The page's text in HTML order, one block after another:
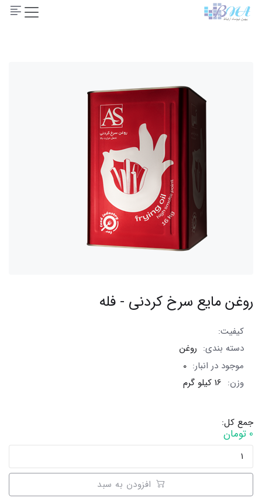
روغن مایع سرخ کردنی - فله
کیفیت:
دسته بندی: روغن
موجود در انبار: 0
وزن: 16 کیلو گرم
جمع کل:
0 تومان
افزودن به سبد